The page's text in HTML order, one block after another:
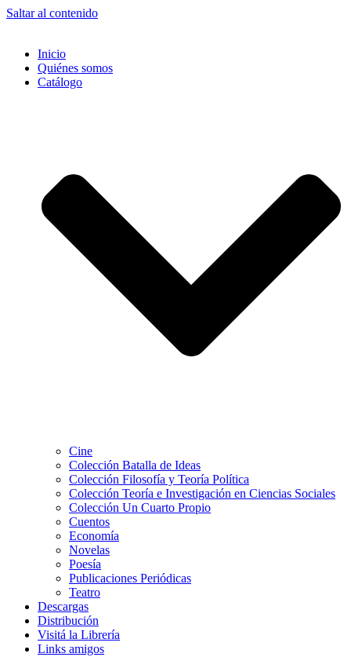
Saltar al contenido
Inicio
Quiénes somos
Catálogo
Cine
Colección Batalla de Ideas
Colección Filosofía y Teoría Política
Colección Teoría e Investigación en Ciencias Sociales
Colección Un Cuarto Propio
Cuentos
Economía
Novelas
Poesía
Publicaciones Periódicas
Teatro
Descargas
Distribución
Visitá la Librería
Links amigos